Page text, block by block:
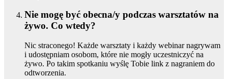
Nie mogę być obecna/y podczas warsztatów na
żywo. Co wtedy?
Nic straconego! Każde warsztaty i każdy webinar nagrywam
i udostępniam osobom, które nie mogły uczestniczyć na
żywo. Po takim spotkaniu wyślę Tobie link z nagraniem do
odtworzenia.